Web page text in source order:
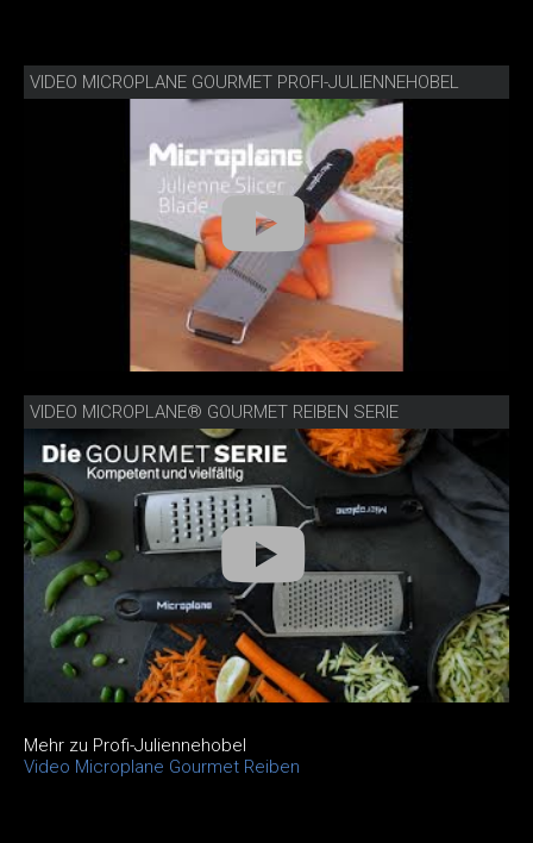
VIDEO MICROPLANE GOURMET PROFI-JULIENNEHOBEL
VIDEO MICROPLANE® GOURMET REIBEN SERIE
Mehr zu Profi-Juliennehobel
Video Microplane Gourmet Reiben